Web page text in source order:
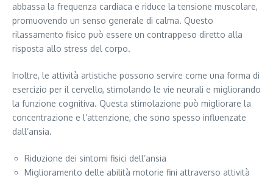
abbassa la frequenza cardiaca e riduce la tensione muscolare,
promuovendo un senso generale di calma. Questo
rilassamento fisico può essere un contrappeso diretto alla
risposta allo stress del corpo.
Inoltre, le attività artistiche possono servire come una forma di
esercizio per il cervello, stimolando le vie neurali e migliorando
la funzione cognitiva. Questa stimolazione può migliorare la
concentrazione e l’attenzione, che sono spesso influenzate
dall’ansia.
Riduzione dei sintomi fisici dell’ansia
Miglioramento delle abilità motorie fini attraverso attività